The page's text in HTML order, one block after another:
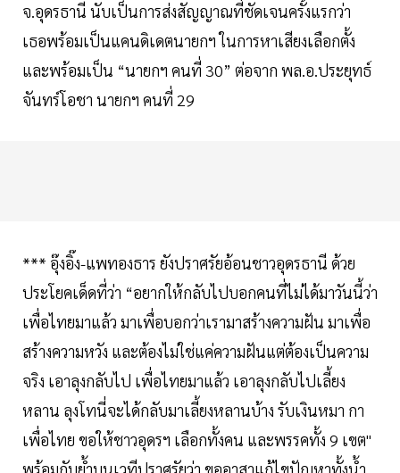
จ.อุดรธานี นับเป็นการส่งสัญญาณที่ชัดเจนครั้งแรกว่า
เธอพร้อมเป็นแคนดิเดตนายกฯ ในการหาเสียงเลือกตั้ง
และพร้อมเป็น “นายกฯ คนที่ 30” ต่อจาก พล.อ.ประยุทธ์
จันทร์โอชา นายกฯ คนที่ 29
*** อุ๊งอิ๊ง-แพทองธาร ยังปราศรัยอ้อนชาวอุดรธานี ด้วย
ประโยคเด็ดที่ว่า “อยากให้กลับไปบอกคนที่ไม่ได้มาวันนี้ว่า
เพื่อไทยมาแล้ว มาเพื่อบอกว่าเรามาสร้างความฝัน มาเพื่อ
สร้างความหวัง และต้องไม่ใช่แค่ความฝันแต่ต้องเป็นความ
จริง เอาลุงกลับไป เพื่อไทยมาแล้ว เอาลุงกลับไปเลี้ยง
หลาน ลุงโทนี่จะได้กลับมาเลี้ยงหลานบ้าง รับเงินหมา กา
เพื่อไทย ขอให้ชาวอุดรฯ เลือกทั้งคน และพรรคทั้ง 9 เขต"